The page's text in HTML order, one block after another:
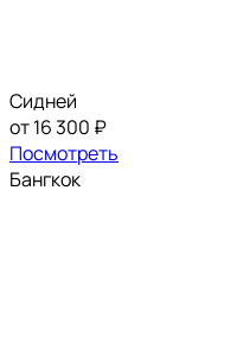
Сидней
от 16 300 ₽
Посмотреть
Бангкок